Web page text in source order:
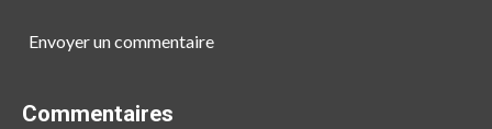
Envoyer un commentaire
Commentaires